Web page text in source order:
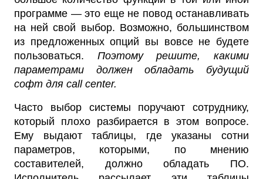
программе — это еще не повод останавливать
на ней свой выбор. Возможно, большинством
из предложенных опций вы вовсе не будете
пользоваться. Поэтому решите, какими
параметрами должен обладать будущий
софт для call center.
Часто выбор системы поручают сотруднику,
который плохо разбирается в этом вопросе.
Ему выдают таблицы, где указаны сотни
параметров, которыми, по мнению
составителей, должно обладать ПО.